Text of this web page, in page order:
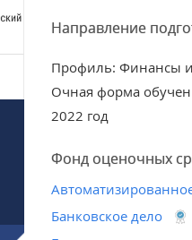
Направление
Профиль: Финансы
Очная форма
2022 год
Фонд оценочных
Банковское дело